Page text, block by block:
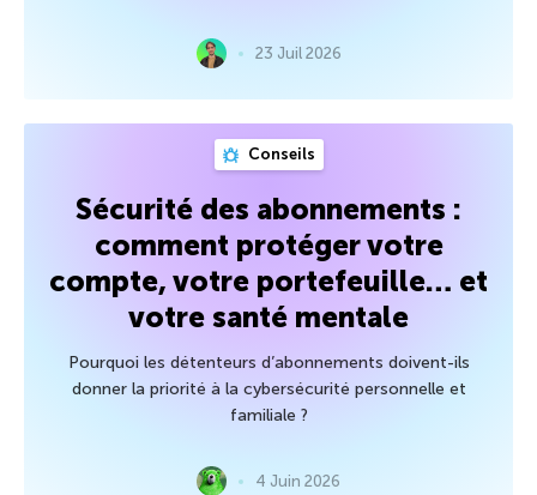
23 Juil 2026
Conseils
Sécurité des abonnements :
comment protéger votre
compte, votre portefeuille… et
votre santé mentale
Pourquoi les détenteurs d’abonnements doivent-ils
donner la priorité à la cybersécurité personnelle et
familiale ?
4 Juin 2026